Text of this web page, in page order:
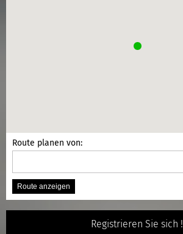
Route planen von:
Registrieren Sie sich !